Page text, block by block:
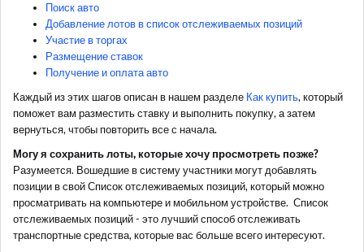
Поиск авто
Добавление лотов в список отслеживаемых позиций
Участие в торгах
Размещение ставок
Получение и оплата авто
Каждый из этих шагов описан в нашем разделе Как купить, который
поможет вам разместить ставку и выполнить покупку, а затем
вернуться, чтобы повторить все с начала.
Могу я сохранить лоты, которые хочу просмотреть позже?
Разумеется. Вошедшие в систему участники могут добавлять
позиции в свой Список отслеживаемых позиций, который можно
просматривать на компьютере и мобильном устройстве. Список
отслеживаемых позиций- это лучший способ отслеживать
транспортные средства, которые вас больше всего интересуют.